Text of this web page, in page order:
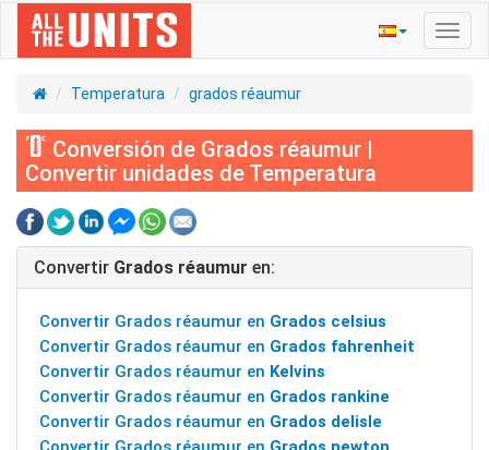
Temperatura grados réaumur
Conversión de Grados réaumur |
Convertir unidades de Temperatura
Convertir Grados réaumur en:
Convertir Grados réaumur en Grados celsius
Convertir Grados réaumur en Grados fahrenheit
Convertir Grados réaumur en Kelvins
Convertir Grados réaumur en Grados rankine
Convertir Grados réaumur en Grados delisle